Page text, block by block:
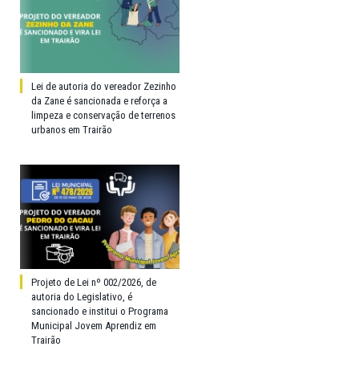
Lei de autoria do vereador Zezinho
da Zane é sancionada e reforça a
limpeza e conservação de terrenos
urbanos em Trairão
Projeto de Lei nº 002/2026, de
autoria do Legislativo, é
sancionado e institui o Programa
Municipal Jovem Aprendiz em
Trairão